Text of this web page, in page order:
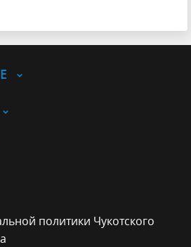
политики Чукотского